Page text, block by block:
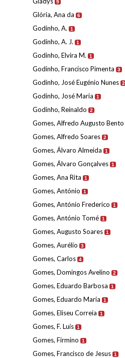
9
Glória, Ana da 6
Godinho, A. 1
Godinho, A. J. 1
Godinho, Elvira M. 1
Godinho, Francisco Pimenta 3
Godinho, José Eugénio Nunes 2
Godinho, José Maria 1
Godinho, Reinaldo 2
Gomes, Alfredo Augusto Bento
Gomes, Alfredo Soares 2
Gomes, Álvaro Almeida 1
Gomes, Álvaro Gonçalves 1
Gomes, Ana Rita 1
Gomes, António 1
Gomes, António Frederico 1
Gomes, António Tomé 1
Gomes, Augusto Soares 1
Gomes, Aurélio 3
Gomes, Carlos 4
Gomes, Domingos Avelino 2
Gomes, Eduardo Barbosa 1
Gomes, Eduardo Maria 1
Gomes, Eliseu Correia 1
Gomes, F. Luís 1
Gomes, Firmino 1
Gomes, Francisco de Jesus 1